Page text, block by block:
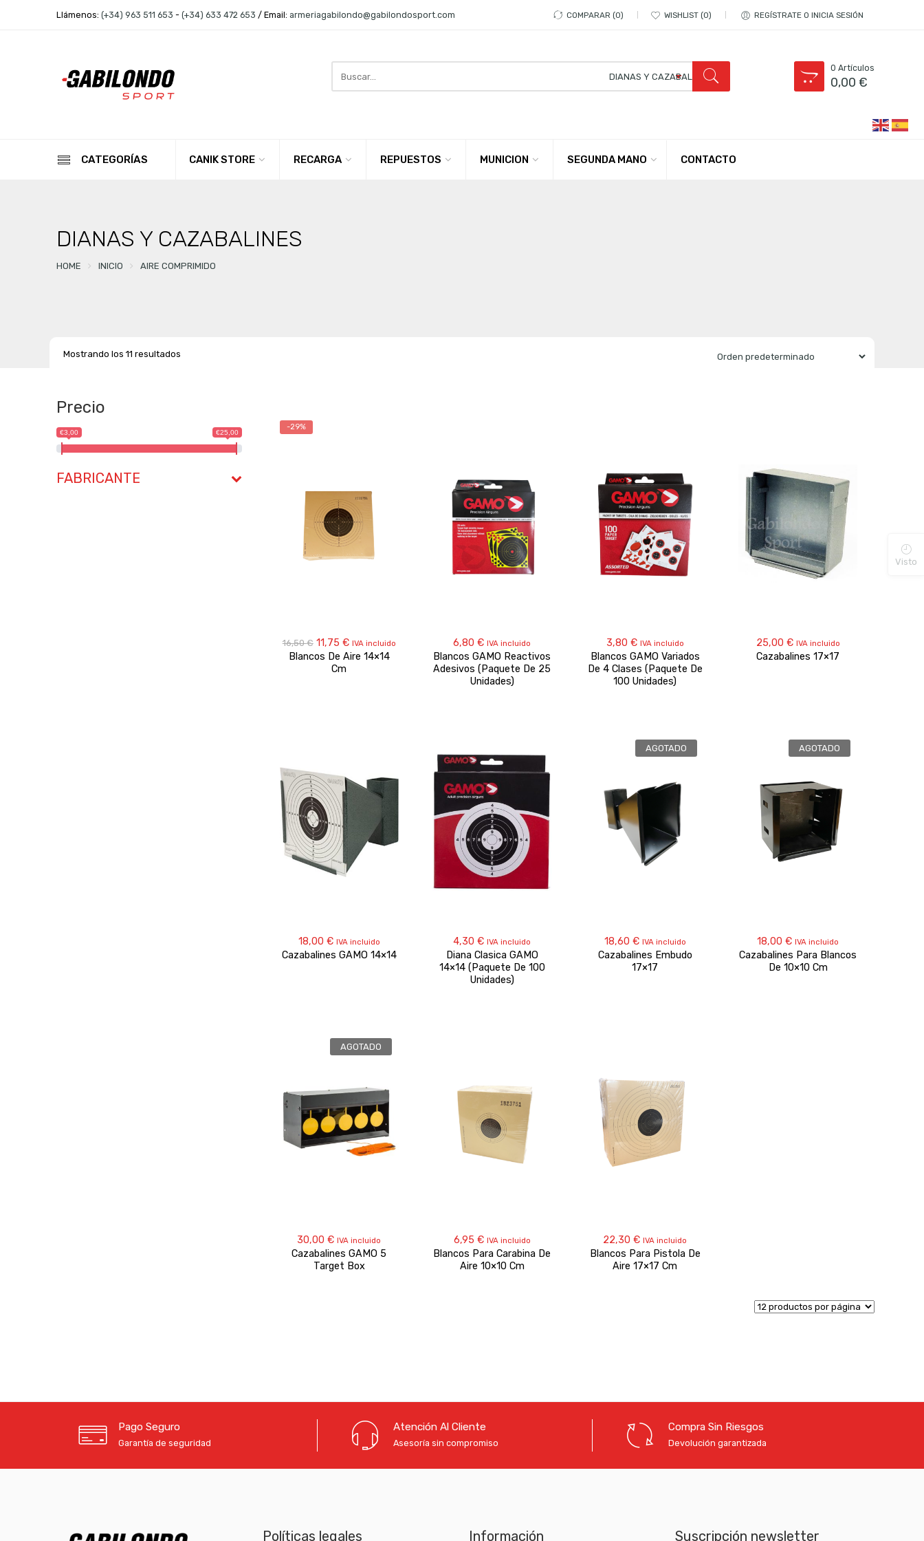
Llámenos: (+34) 963 511 653 - (+34) 633 472 653 / Email: armeriagabilondo@gabilondosport.com COMPARAR 0 WISHLIST 0 REGÍSTRATE O INICIA SESIÓN
here
0 Artículos
0,00€
CATEGORÍAS CANIK STORE RECARGA REPUESTOS MUNICION SEGUNDA MANO CONTACTO
DIANAS Y CAZABALINES
HOME INICIO AIRE COMPRIMIDO
Mostrando los 11 resultados
-29%
16,50€ El
precio
original
11,75 €El
precio
IVA incluido
Blancos De Aire 14×14
Cm
6,80€ IVA incluido
Blancos GAMO Reactivos
Adesivos (Paquete De 25
Unidades)
3,80 € IVA incluido
Blancos GAMO Variados
De 4 Clases (Paquete De
100 Unidades)
25,00 € IVA incluido
Cazabalines 17×17
18,00 € IVA incluido
Cazabalines GAMO 14×14
4,30€ IVA incluido
Diana Clasica GAMO
14×14 (Paquete De 100
Unidades)
AGOTADO
18,60 € IVA incluido
Cazabalines Embudo
17×17
AGOTADO
18,00€ IVA incluido
Cazabalines Para Blancos
De 10×10 Cm
AGOTADO
30,00€ IVA incluido
Cazabalines GAMO 5
Target Box
6,95 € IVA incluido
Blancos Para Carabina De
Aire 10×10 Cm
22,30€ IVA incluido
Blancos Para Pistola De
Aire 17×17 Cm
Precio
€3,00 €25,00
FABRICANTE
Pago Seguro
Garantía de seguridad
Atención Al Cliente
Asesoría sin compromiso
Compra Sin Riesgos
Devolución garantizada
Políticas legales Información Suscripción newsletter
Visto